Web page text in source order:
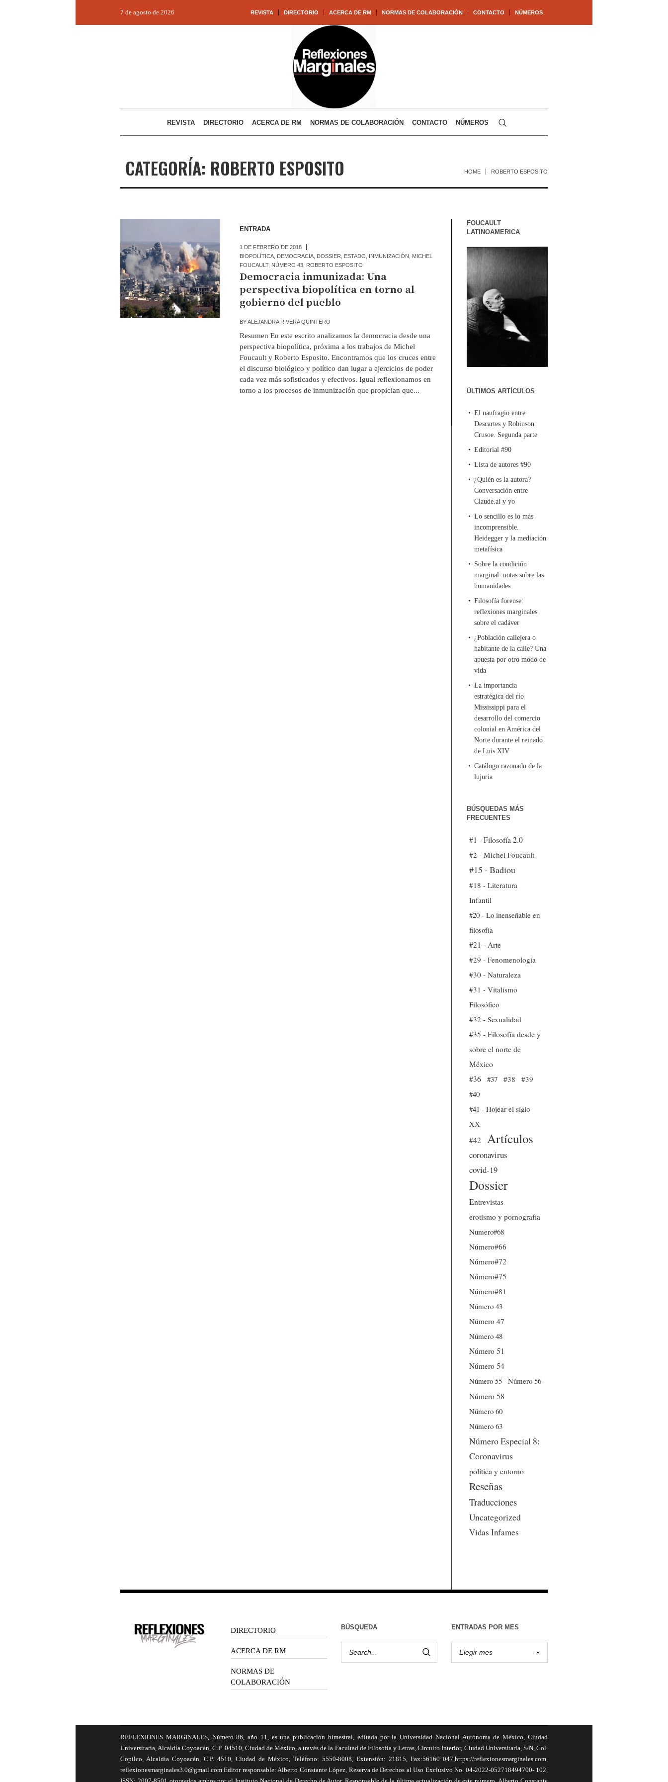
REVISTA DIRECTORIO ACERCA DE RM NORMAS DE COLABORACIÓN CONTACTO NÚMEROS
7 de agosto de 2026
REVISTA DIRECTORIO ACERCA DE RM NORMAS DE COLABORACIÓN CONTACTO NÚMEROS
CATEGORÍA: ROBERTO ESPOSITO HOME ROBERTO ESPOSITO
ENTRADA
1 DE FEBRERO DE 2018
BIOPOLÍTICA, DEMOCRACIA, DOSSIER ESTADO INMUNIZACIÓN
MICHEL
FOUCAULT, NÚMERO 43, ROBERTO ESPOSITO
Democracia inmunizada: Una
perspectiva biopolítica en torno al
gobierno del pueblo
BYALEJANDRA RIVERA QUINTERO
Resumen En este escrito analizamos la democracia desde una
perspectiva biopolítica, próxima a los trabajos de Michel
Foucault y Roberto Esposito. Encontramos que los cruces entre
el discurso biológico y político dan lugar a ejercicios de poder
cada vez más sofisticados y efectivos. Igual reflexionamos en
torno a los procesos de inmunización que propician que...
FOUCAULT
LATINOAMERICA
ÚLTIMOS ARTÍCULOS
El naufragio entre
Descartes y Robinson
Crusoe. Segunda parte
Editorial #90
Lista de autores #90
¿Quién es la autora?
Conversación entre
Claude.ai y yo
Lo sencillo es lo más
incomprensible.
Heidegger y la mediación
metafísica
Sobre la condición
marginal: notas sobre las
humanidades
Filosofía forense:
reflexiones marginales
sobre el cadáver
¿Población callejera o
habitante de la calle? Una
apuesta por otro modo de
vida
La importancia
estratégica del río
Mississippi para el
desarrollo del comercio
colonial en América del
Norte durante el reinado
de Luis XIV
Catálogo razonado de la
lujuria
BÚSQUEDAS MÁS
FRECUENTES
#1 - Filosofía 2.0
#2 - Michel Foucault
#15 - Badiou
#18 - Literatura
Infantil
#20 - Lo inenseñable en
filosofía
#21 - Arte
#29 - Fenomenología
#30 - Naturaleza
#31 - Vitalismo
Filosófico
#32 - Sexualidad
#35 - Filosofía desde y
sobre el norte de
México
#36
#37 #38
#39
#40
#41 - Hojear el siglo
XX
#42
Artículos
coronavirus
covid-19
Dossier
Entrevistas
erotismo y pornografía
Numero#68
Número#66
Número#72
Número#75
Número#81
Número 43
Número 47
Número 48
Número 51
Número 54
Número 55
Número 56
Número 58
Número 60
Número 63
Número Especial 8:
Coronavirus
política y entorno
Reseñas
Traducciones
Uncategorized
Vidas Infames
DIRECTORIO
ACERCA DE RM
NORMAS DE
COLABORACIÓN
BÚSQUEDA ENTRADAS POR MES
REFLEXIONES MARGINALES, Número 86, año 11, es una publicación bimestral, editada por la Universidad Nacional Autónoma de México, Ciudad
Universitaria, Alcaldía Coyoacán, C.P. 04510, Ciudad de México, a través de la Facultad de Filosofía y Letras, Circuito Interior, Ciudad Universitaria, S/N, Col.
Copilco, Alcaldía Coyoacán, C.P. 4510, Ciudad de México, Teléfono: 5550-8008, Extensión: 21815, Fax:56160 047,https://reflexionesmarginales.com,
reflexionesmarginales3.0@gmail.com Editor responsable: Alberto Constante López, Reserva de Derechos al Uso Exclusivo No. 04-2022-052718494700- 102,